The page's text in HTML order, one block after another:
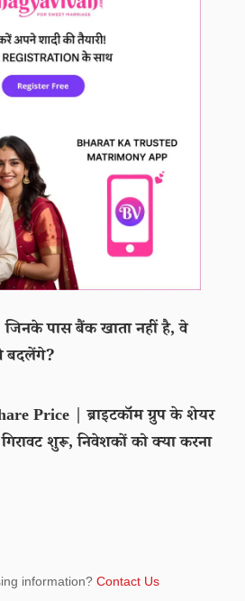
पास बैंक खाता नहीं है, वे
बदलेंगे?
Price | ब्राइटकॉम ग्रुप के शेयर
शुरू, निवेशकों को क्या करना
information? Contact Us